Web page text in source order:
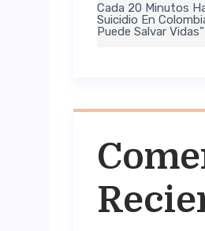
Cada 20 Minutos
Suicidio En
Puede Salvar Vidas”